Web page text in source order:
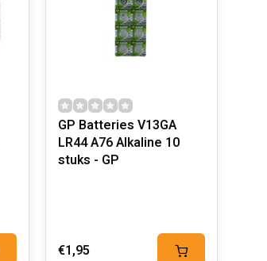
GP Batteries V13GA
LR44 A76 Alkaline 10
stuks - GP
€1,95